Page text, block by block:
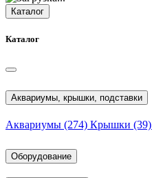
Каталог
Каталог
Аквариумы, крышки, подставки
Аквариумы (274) Крышки (39)
Оборудование